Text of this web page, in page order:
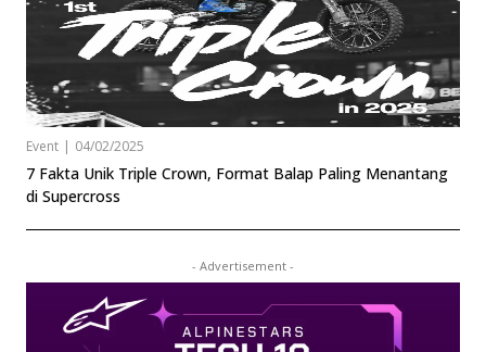
Event | 04/02/2025
7 Fakta Unik Triple Crown, Format Balap Paling Menantang
di Supercross
- Advertisement -